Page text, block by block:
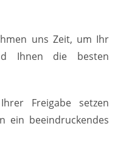
uns Zeit, um Ihr
Ihnen die besten
Freigabe setzen
ein beeindruckendes